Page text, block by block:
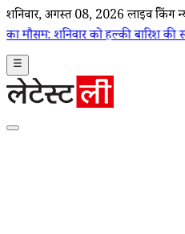
शनिवार, अगस्त 08, 2026 लाइव ब्रेकिंग
को हल्की बारिश की संभावना,
☰